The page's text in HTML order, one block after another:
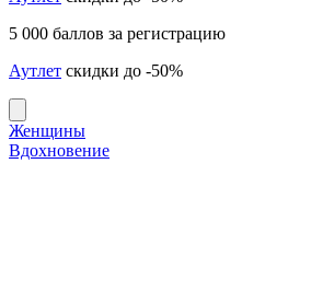
5 000 баллов за регистрацию
Аутлет скидки до -50%
Женщины
Вдохновение